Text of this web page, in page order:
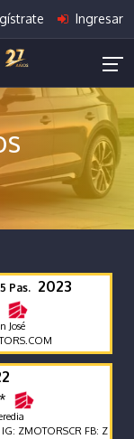
Ingresar
Pas. 2023
José
ZMOTORSCR FB: Z